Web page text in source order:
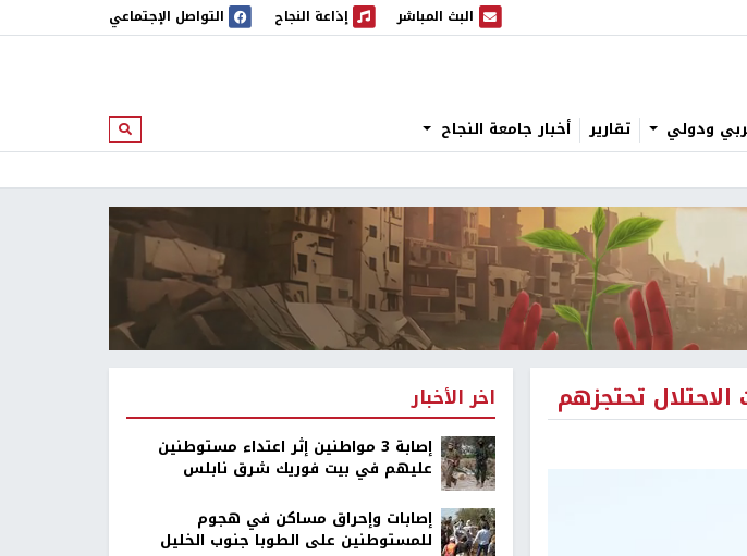
البث المباشر
البث المباشر إذاعة النجاح
إذاعة النجاح التواصل الإجتماعي
ودولي تقارير أخبار جامعة النجاح ابحث
تحتجزهم اخر الأخبار
إصابة 3 مواطنين إثر اعتداء مستوطنين
عليهم في بيت فوريك شرق نابلس
إصابات وإحراق مساكن في هجوم
للمستوطنين على الطوبا جنوب الخليل